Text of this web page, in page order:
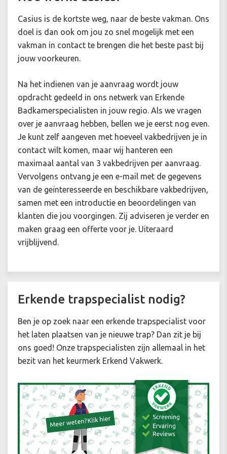
Casius is de kortste weg, naar de beste vakman. Ons
doel is dan ook om jou zo snel mogelijk met een
vakman in contact te brengen die het beste past bij
jouw voorkeuren.
Na het indienen van je aanvraag wordt jouw
opdracht gedeeld in ons netwerk van Erkende
Badkamerspecialisten in jouw regio. Als we vragen
over je aanvraag hebben, bellen we je eerst nog even.
Je kunt zelf aangeven met hoeveel vakbedrijven je in
contact wilt komen, maar wij hanteren een
maximaal aantal van 3 vakbedrijven per aanvraag.
Vervolgens ontvang je een e-mail met de gegevens
van de geïnteresseerde en beschikbare vakbedrijven,
samen met een introductie en beoordelingen van
klanten die jou voorgingen. Zij adviseren je verder en
maken graag een offerte voor je. Uiteraard
vrijblijvend.
Erkende trapspecialist nodig?
Ben je op zoek naar een erkende trapspecialist voor
het laten plaatsen van je nieuwe trap? Dan zit je bij
ons goed! Onze trapspecialisten zijn allemaal in het
bezit van het keurmerk Erkend Vakwerk.